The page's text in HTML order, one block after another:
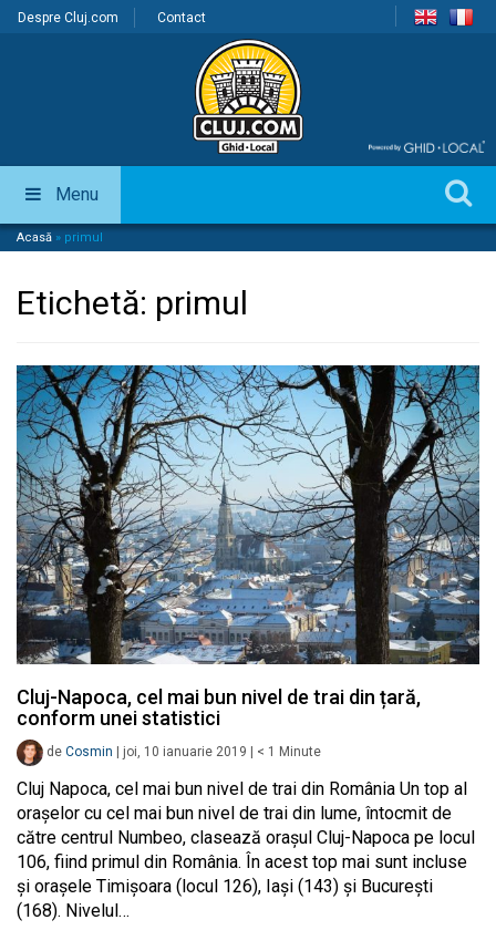
Despre Cluj.com Contact
Menu
Acasă » primul
Etichetă: primul
Cluj-Napoca, cel mai bun nivel de trai din țară,
conform unei statistici
de Cosmin joi, 10 ianuarie 2019 < 1 Minute
Cluj Napoca, cel mai bun nivel de trai din România Un top al
orașelor cu cel mai bun nivel de trai din lume, întocmit de
către centrul Numbeo, clasează orașul Cluj-Napoca pe locul
106, fiind primul din România. În acest top mai sunt incluse
și orașele Timișoara (locul 126), Iași (143) și București
(168). Nivelul…